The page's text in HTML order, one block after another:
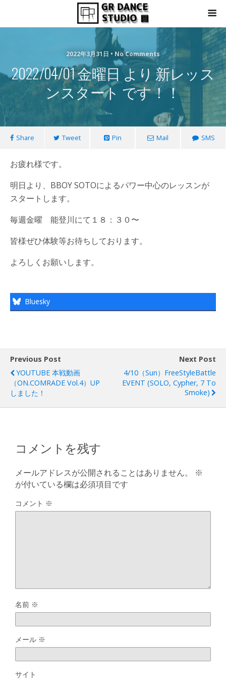
2022年3月31日 • No Comments
2022/04/01 金曜日 より 新レッス
ンスタート です！！
Share Tweet Pin Mail SMS
お疲れ様です。
明日より、BBOY SOTOによるパワー中心のレッスンが
スタートします。
毎週金曜 能登川にて１８：３０〜
皆様ぜひ体験等お待ちしております。
よろしくお願いします。
Bluesky
Previous Post
YOUTUBE 本戦動画
（ON.COMRADE Vol.4）UP
しました！
Next Post
4/10（Sun）FreeStyleBattle
EVENT (SOLO, Cypher, 7 To
Smoke)
コメントを残す
メールアドレスが公開されることはありません。
※
が付いている欄は必須項目です
コメント ※
名前 ※
メール ※
サイト